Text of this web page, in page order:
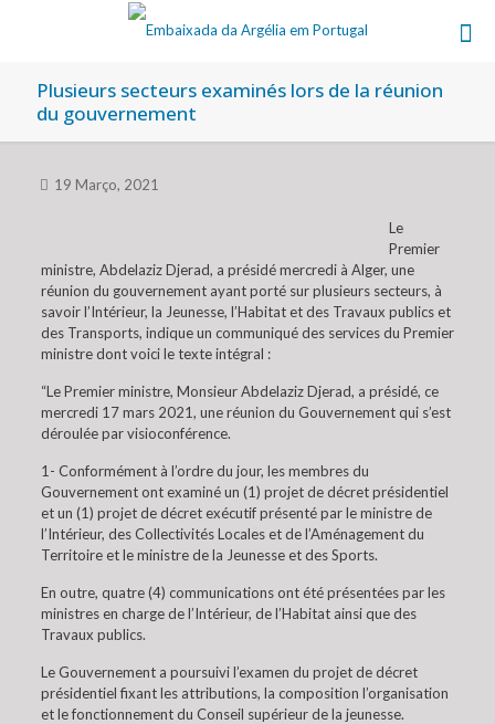
Plusieurs secteurs examinés lors de la réunion
du gouvernement
19 Março, 2021
Le
Premier
ministre, Abdelaziz Djerad, a présidé mercredi à Alger, une
réunion du gouvernement ayant porté sur plusieurs secteurs, à
savoir l’Intérieur, la Jeunesse, l’Habitat et des Travaux publics et
des Transports, indique un communiqué des services du Premier
ministre dont voici le texte intégral :
“Le Premier ministre, Monsieur Abdelaziz Djerad, a présidé, ce
mercredi 17 mars 2021, une réunion du Gouvernement qui s’est
déroulée par visioconférence.
1- Conformément à l’ordre du jour, les membres du
Gouvernement ont examiné un (1) projet de décret présidentiel
et un (1) projet de décret exécutif présenté par le ministre de
l’Intérieur, des Collectivités Locales et de l’Aménagement du
Territoire et le ministre de la Jeunesse et des Sports.
En outre, quatre (4) communications ont été présentées par les
ministres en charge de l’Intérieur, de l’Habitat ainsi que des
Travaux publics.
Le Gouvernement a poursuivi l’examen du projet de décret
présidentiel fixant les attributions, la composition l’organisation
et le fonctionnement du Conseil supérieur de la jeunesse.